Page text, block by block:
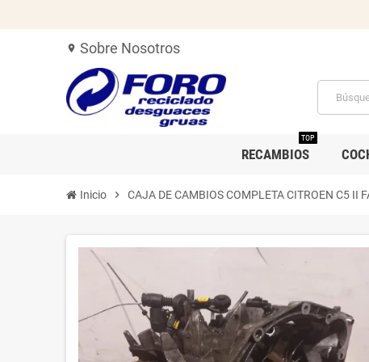
location_on Sobre Nosotros
RECAMBIOS
TOP
Inicio chevron_right CAJA DE CAMBIOS COMPLETA CITROEN C5 II